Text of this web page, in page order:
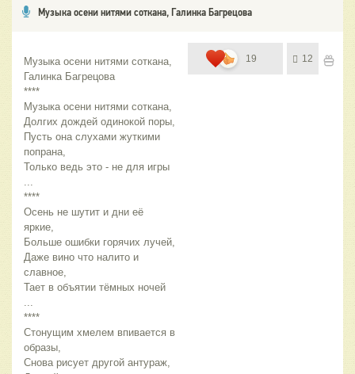
Музыка осени нитями соткана, Галинка Багрецова
Музыка осени нитями соткана,
Галинка Багрецова
****
Музыка осени нитями соткана,
Долгих дождей одинокой поры,
Пусть она слухами жуткими
попрана,
Только ведь это - не для игры
****
Осень не шутит и дни её
яркие,
Больше ошибки горячих лучей,
Даже вино что налито и
славное,
Тает в объятии тёмных ночей
****
Стонущим хмелем впивается в
образы,
Снова рисует другой антураж,
19 12